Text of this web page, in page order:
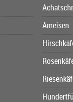
Ameisen